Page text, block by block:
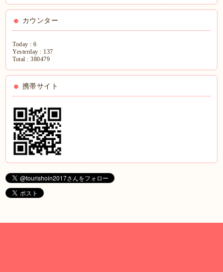
カウンター
Today :6
Yesterday : 137
Total :380479
携帯サイト